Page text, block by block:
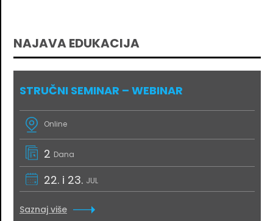
NAJAVA EDUKACIJA
STRUČNI SEMINAR – WEBINAR
Online
2 Dana
22. i 23. JUL
Saznaj više